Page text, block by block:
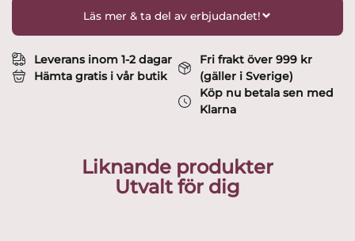
design
Anna
Läs mer & ta del av erbjudandet!
Leverans inom 1-2 dagar
Hämta gratis i vår butik
Fri frakt över 999 kr
(gäller i Sverige)
Köp nu betala sen med
Klarna
Liknande produkter
Utvalt för dig